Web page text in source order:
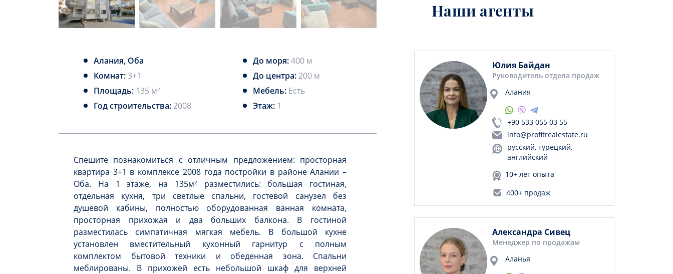
Алания, Оба До моря:400 м
Комнат:3+1 До центра:200 м
Площадь: 135 м² Мебель: Есть
Год строительства:2008 Этаж: 1
Спешите познакомиться с отличным предложением: просторная
квартира 3+1 в комплексе 2008 года постройки в районе Алании –
Оба. На 1 этаже, на 135м² разместились: большая гостиная,
отдельная кухня, три светлые спальни, гостевой санузел без
душевой кабины, полностью оборудованная ванная комната,
просторная прихожая и два больших балкона. В гостиной
разместилась симпатичная мягкая мебель. В большой кухне
установлен вместительный кухонный гарнитур с полным
комплектом бытовой техники и обеденная зона. Спальни
меблированы. В прихожей есть небольшой шкаф для верхней
Наши агенты
Юлия Байдан
Руководитель отдела продаж
Алания
+90 533 055 03 55
info@profitrealestate.ru
русский, турецкий,
английский
10+ лет опыта
400+ продаж
Александра Сивец
Менеджер по продажам
Аланья